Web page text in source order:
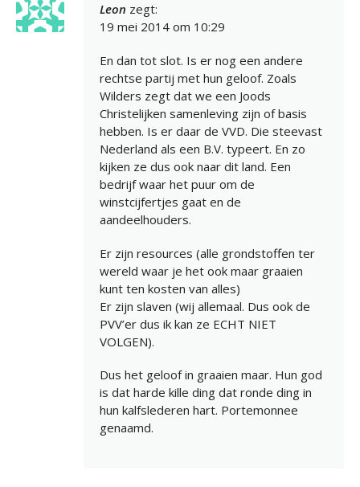
Leon zegt:
19 mei 2014 om 10:29
En dan tot slot. Is er nog een andere
rechtse partij met hun geloof. Zoals
Wilders zegt dat we een Joods
Christelijken samenleving zijn of basis
hebben. Is er daar de VVD. Die steevast
Nederland als een B.V. typeert. En zo
kijken ze dus ook naar dit land. Een
bedrijf waar het puur om de
winstcijfertjes gaat en de
aandeelhouders.
Er zijn resources (alle grondstoffen ter
wereld waar je het ook maar graaien
kunt ten kosten van alles)
Er zijn slaven (wij allemaal. Dus ook de
PVV’er dus ik kan ze ECHT NIET
VOLGEN).
Dus het geloof in graaien maar. Hun god
is dat harde kille ding dat ronde ding in
hun kalfslederen hart. Portemonnee
genaamd.